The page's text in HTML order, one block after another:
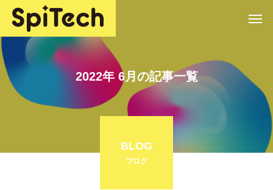
2022年 6月の記事一覧
BLOG
ブログ